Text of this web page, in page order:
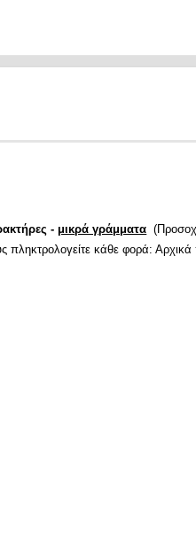
- μικρά γράμματα
κάθε φορά: Αρχικά